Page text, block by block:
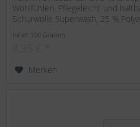
Wohlfühlen. Pflegeleicht und
Schurwolle Superwash, 25 %
Inhalt 100 Gramm
Merken